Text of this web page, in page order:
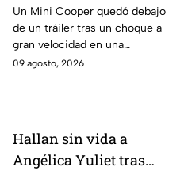
brutal choque en El
Paso y conductor sale
caminado
Un Mini Cooper quedó debajo
de un tráiler tras un choque a
gran velocidad en una
carretera interestatal de El
09 agosto, 2026
Hallan sin vida a
Angélica Yuliet tras